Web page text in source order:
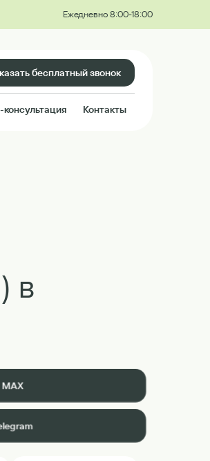
Ежедневно 8:00-18:00
бесплатный звонок
Контакты
в
MAX